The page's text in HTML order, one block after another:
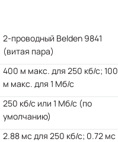
2-проводный Belden 9841
(витая пара)
400 м макс. для 250 кб/с; 100
м макс. для 1 Мб/с
250 кб/с или 1 Мб/с (по
умолчанию)
2.88 мс для 250 кб/с; 0.72 мс